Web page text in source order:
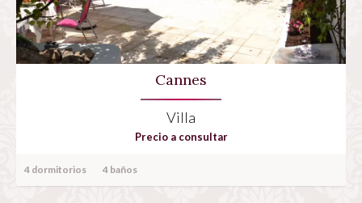
Cannes
Villa
Precio a consultar
4 dormitorios 4 baños